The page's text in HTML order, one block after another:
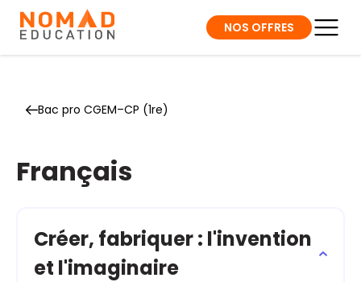
NOS OFFRES
Bac pro CGEM–CP (1re)
Français
Créer, fabriquer : l'invention
et l'imaginaire